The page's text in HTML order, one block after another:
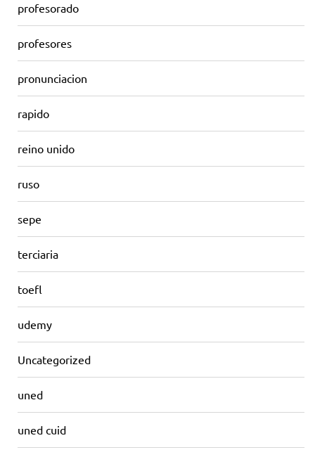
profesorado
profesores
pronunciacion
rapido
reino unido
ruso
sepe
terciaria
toefl
udemy
Uncategorized
uned
uned cuid